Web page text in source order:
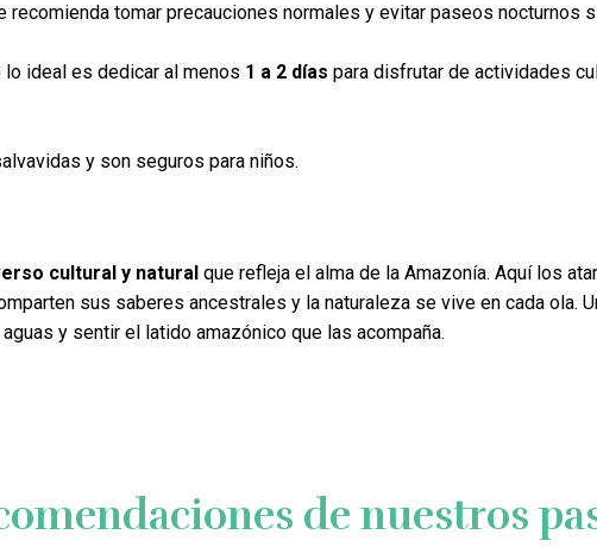
tomar precauciones normales y evitar paseos nocturnos
ideal es dedicar al menos 1 a 2 días para disfrutar de actividades
y son seguros para niños.
cultural y natural que refleja el alma de la Amazonía. Aquí los
sus saberes ancestrales y la naturaleza se vive en cada ola.
y sentir el latido amazónico que las acompaña.
de nuestros